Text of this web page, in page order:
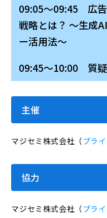
09:05～09:45 広
戦略とは？ ～生成
ー活用法～
09:45～10:00 質
主催
マジセミ株式会社（プラ
協力
マジセミ株式会社（プラ